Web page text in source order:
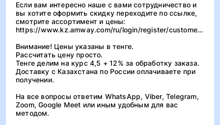
Если вам интересно наше с вами сотрудничество и
вы хотите оформить скидку переходите по ссылке,
смотрите ассортимент и цены:
https://www.kz.amway.com/ru/login/register/customer/abo/2080158
Внимание! Цены указаны в тенге.
Рассчитать цену просто.
Тенге делим на курс 4,5 + 12% за обработку заказа.
Доставку с Казахстана по России оплачиваете при
получении.
На все вопросы ответим WhatsApp, Viber, Telegram,
Zoom, Google Meet или иным удобным для вас
методом.